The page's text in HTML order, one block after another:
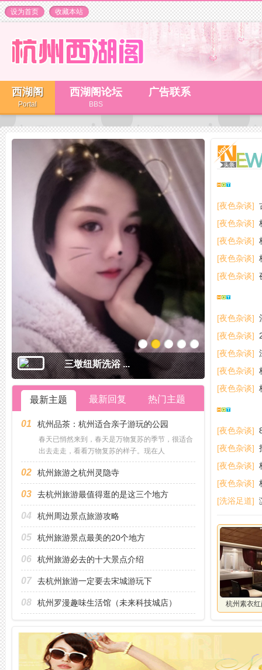
设为首页 收藏本站
西湖阁
Portal
西湖阁论坛
BBS
广告联系
余杭塘栖资源 ...
1 2 3 4 5
最新主题 最新回复 热门主题
01 杭州品茶：杭州适合亲子游玩的公园
春天已悄然来到，春天是万物复苏的季节，很适合
出去走走，看看万物复苏的样子。现在人
02 杭州旅游之杭州灵隐寺
03 去杭州旅游最值得逛的是这三个地方
04 杭州周边景点旅游攻略
05 杭州旅游景点最美的20个地方
06 杭州旅游必去的十大景点介绍
07 去杭州旅游一定要去宋城游玩下
08 杭州罗漫趣味生活馆（未来科技城店）
[夜色杂谈]
[夜色杂谈]
[夜色杂谈]
[夜色杂谈]
[夜色杂谈]
[夜色杂谈]
[夜色杂谈]
[夜色杂谈]
[夜色杂谈]
[夜色杂谈]
[夜色杂谈]
[夜色杂谈]
[夜色杂谈]
[夜色杂谈]
[洗浴足道]
杭州素衣